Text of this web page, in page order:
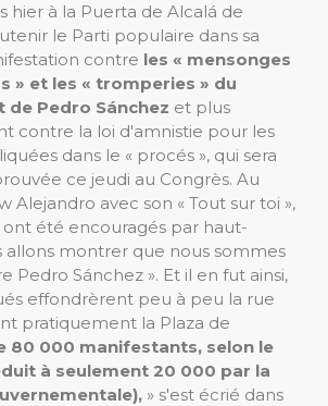
hier à la Puerta de Alcalá de
le Parti populaire dans sa
contre les « mensonges
» et les « tromperies » du
de Pedro Sánchez et plus
contre la loi d'amnistie pour les
dans le « procés », qui sera
ce jeudi au Congrès. Au
Alejandro avec son « Tout sur toi »,
été encouragés par haut-
allons montrer que nous sommes
Pedro Sánchez ». Et il en fut ainsi,
effondrèrent peu à peu la rue
pratiquement la Plaza de
80 000 manifestants, selon le
à seulement 20 000 par la
» s'est écrié dans